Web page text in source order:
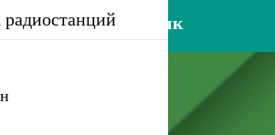
гусейнова - картлик